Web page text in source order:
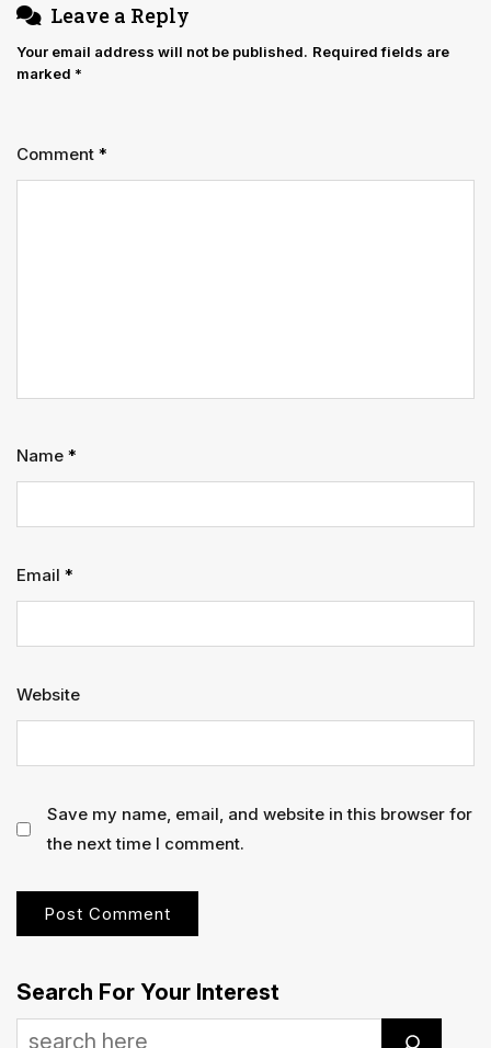
Leave a Reply
Your email address will not be published. Required fields are
marked *
Comment *
Name *
Email *
Website
Save my name, email, and website in this browser for
the next time I comment.
Search For Your Interest